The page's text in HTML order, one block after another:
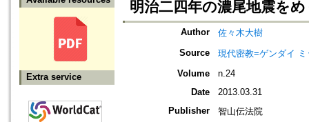
Extra service
明治二四年の濃尾地震を
Author
佐々木大樹
Source
現代密教=ゲンダイ
Volume
n.24
Date
2013.03.31
Publisher
智山伝法院